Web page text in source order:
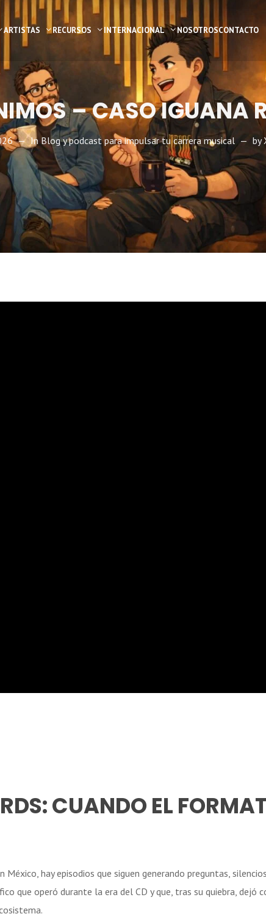
ARTISTAS RECURSOS INTERNACIONAL NOSOTROSCONTACTO
– CASO IGUANA
InBlog y podcast para impulsar tu carrera musical by
CUANDO EL
hay episodios que siguen generando preguntas,
que operó durante la era del CD y que, tras su quiebra, dejó